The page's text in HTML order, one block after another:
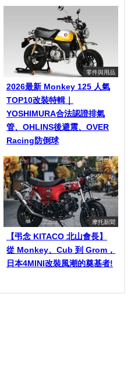
零件與用品
2026最新 Monkey 125 人氣
TOP10改裝特輯｜
YOSHIMURA合法認證排氣
管、OHLINS後避震、OVER
Racing防倒球
摩托新聞
【弔念 KITACO 北山會長】
從 Monkey、Cub 到 Grom，
日本4MINI改裝風潮的奠基者!